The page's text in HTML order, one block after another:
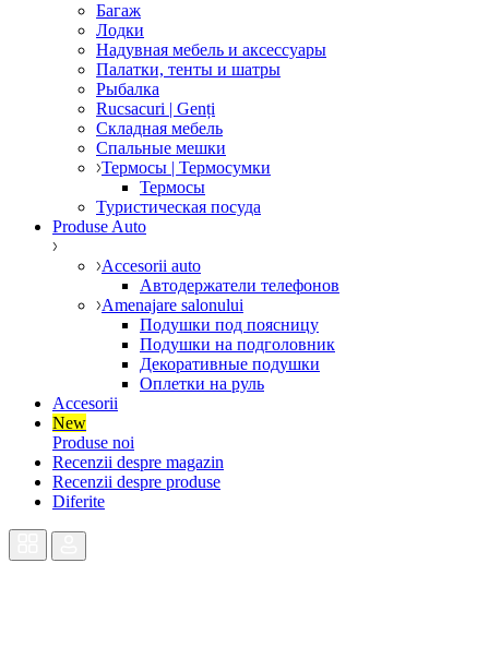
Багаж
Лодки
Надувная мебель и аксессуары
Палатки, тенты и шатры
Рыбалка
Rucsacuri | Genți
Складная мебель
Спальные мешки
Термосы | Термосумки
Термосы
Туристическая посуда
Produse Auto
Accesorii auto
Автодержатели телефонов
Amenajare salonului
Подушки под поясницу
Подушки на подголовник
Декоративные подушки
Оплетки на руль
Accesorii
New
Produse noi
Recenzii despre magazin
Recenzii despre produse
Diferite